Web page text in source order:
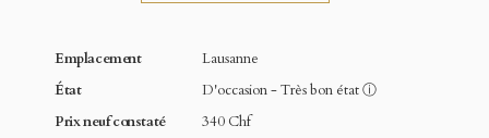
Emplacement
Lausanne
État
D'occasion - Très bon étatⓘ
Prix neuf constaté
340 Chf